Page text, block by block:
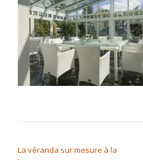
La véranda sur mesure à la